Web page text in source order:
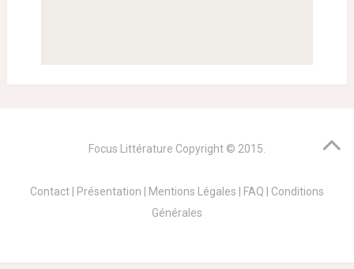
Focus Littérature Copyright © 2015.
Contact Présentation Mentions Légales FAQ
Conditions
Générales